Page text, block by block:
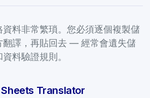
料非常繁瑣。您必須逐個複製儲
翻譯，再貼回去 — 經常會遺失儲
料驗證規則。
Sheets Translator